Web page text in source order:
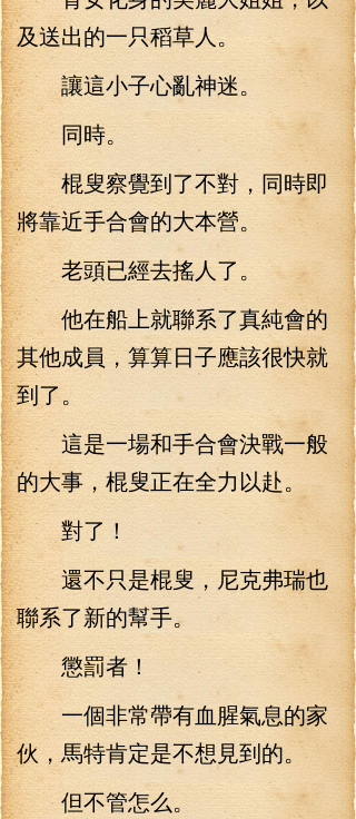
及送出的一只稻草人。
讓這小子心亂神迷。
同時。
棍叟察覺到了不對，同時即
將靠近手合會的大本營。
老頭已經去搖人了。
他在船上就聯系了真純會的
其他成員，算算日子應該很快就
到了。
這是一場和手合會決戰一般
的大事，棍叟正在全力以赴。
對了！
還不只是棍叟，尼克弗瑞也
聯系了新的幫手。
懲罰者！
一個非常帶有血腥氣息的家
伙，馬特肯定是不想見到的。
但不管怎么。